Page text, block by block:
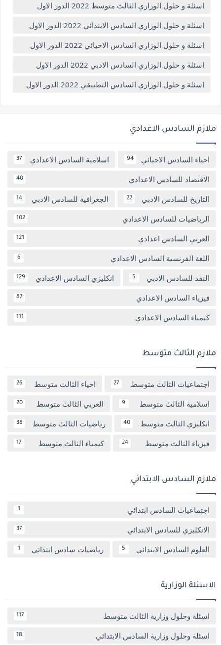
اسئلة و حلول الوزاري الثالث متوسط 2022 الدور الاول
اسئلة و حلول الوزاري السادس الابتدائي 2022 الدور الاول
اسئلة و حلول الوزاري السادس الاحيائي 2022 الدور الاول
اسئلة و حلول الوزاري السادس الادبي 2022 الدور الاول
اسئلة و حلول الوزاري السادس التطبيقي 2022 الدور الاول
ملازم السادس الاعدادي
احياء السادس الاحيائي 94 اسلامية السادس الاعدادي 37
الاقتصاد للسادس الاعدادي 40
التاريخ للسادس الادبي 22 الجغرافية للسادس الادبي 14
الرياضيات للسادس الاعدادي 102
العربي السادس اعدادي 121
اللغة الفرنسية السادس الاعدادي 6
النقد للسادس الادبي 5 انكليزي السادس الاعدادي 129
فيزياء السادس الاعدادي 87
كيمياء السادس الاعدادي 111
ملازم الثالث متوسط
اجتماعيات الثالث متوسط 27 احياء الثالث متوسط 26
اسلامية الثالث متوسط 9 العربي الثالث متوسط 20
انكليزي الثالث متوسط 40 رياضيات الثالث متوسط 38
فيزياء الثالث متوسط 24 كيمياء الثالث متوسط 17
ملازم السادس الابتدائي
اجتماعيات السادس ابتدائي 1
الانكليزي للسادس الابتدائي 37
العلوم السادس الابتدائي 5 رياضيات سادس ابتدائي 1
الاسئلة الوزارية
اسئلة وحلول وزارية الثالث متوسط 117
اسئلة وحلول وزارية السادس الابتدائي 18